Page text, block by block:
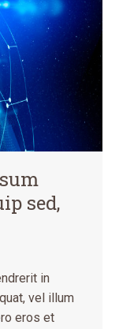
sed,
in
vel illum
eros et